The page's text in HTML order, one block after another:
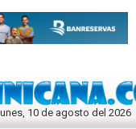
10 de agosto del 2026